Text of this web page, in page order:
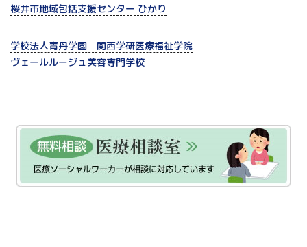
桜井市地域包括支援センター ひかり
学校法人青丹学園 関西学研医療福祉学院
ヴェールルージュ美容専門学校